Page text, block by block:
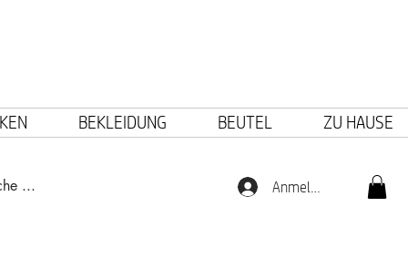
BEKLEIDUNG BEUTEL ZU HAUSE
Anmelden